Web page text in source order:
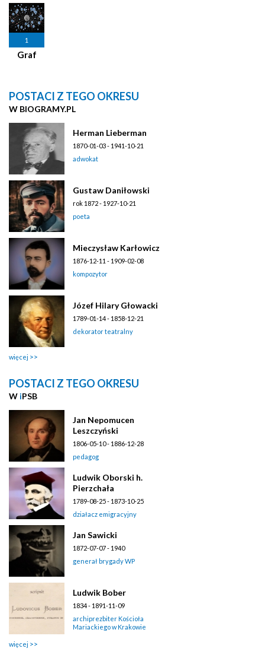
1
Graf
POSTACI Z TEGO OKRESU
W BIOGRAMY.PL
Herman Lieberman
1870-01-03 - 1941-10-21
adwokat
Gustaw Daniłowski
rok 1872 - 1927-10-21
poeta
Mieczysław Karłowicz
1876-12-11 - 1909-02-08
kompozytor
Józef Hilary Głowacki
1789-01-14 - 1858-12-21
dekorator teatralny
więcej
POSTACI Z TEGO OKRESU
W iPSB
Jan Nepomucen
Leszczyński
1806-05-10 - 1886-12-28
pedagog
Ludwik Oborski h.
Pierzchała
1789-08-25 - 1873-10-25
działacz emigracyjny
Jan Sawicki
1872-07-07 - 1940
generał brygady WP
Ludwik Bober
1834 - 1891-11-09
archiprezbiter Kościoła
Mariackiego w Krakowie
więcej